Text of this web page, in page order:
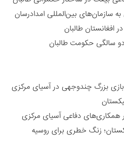
سازمان‌های بین‌المللی امدادرسان
افغانستان طالبان
سالگی حکومت طالبان
بزرگ چندوجهی در آسیای مرکزی
همکاری‌های دفاعی آسیای مرکزی
زنگ خطری برای روسیه